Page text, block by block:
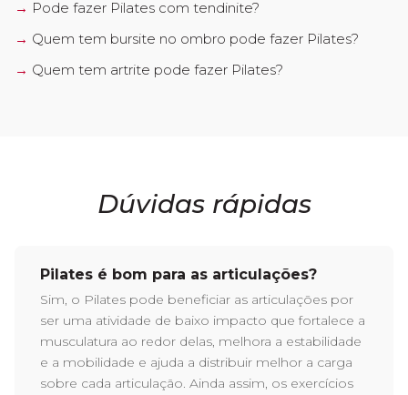
Pode fazer Pilates com tendinite?
Quem tem bursite no ombro pode fazer Pilates?
Quem tem artrite pode fazer Pilates?
Dúvidas rápidas
Pilates é bom para as articulações?
Sim, o Pilates pode beneficiar as articulações por
ser uma atividade de baixo impacto que fortalece a
musculatura ao redor delas, melhora a estabilidade
e a mobilidade e ajuda a distribuir melhor a carga
sobre cada articulação. Ainda assim, os exercícios